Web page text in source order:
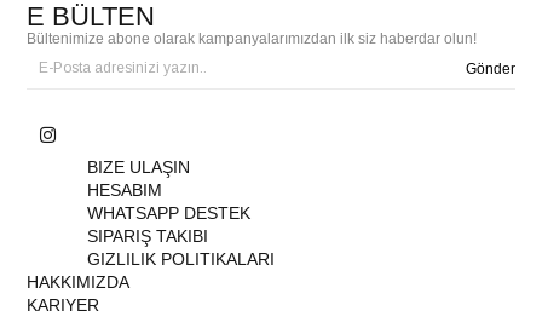
E BÜLTEN
Bültenimize abone olarak kampanyalarımızdan ilk siz haberdar olun!
Gönder
BIZE ULAŞIN
HESABIM
WHATSAPP DESTEK
SIPARIŞ TAKIBI
GIZLILIK POLITIKALARI
HAKKIMIZDA
KARIYER